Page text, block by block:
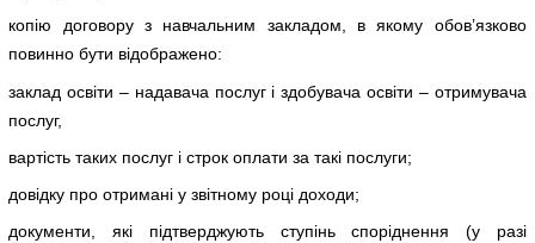
копію договору з навчальним закладом, в якому обов’язково
повинно бути відображено:
заклад освіти – надавача послуг і здобувача освіти – отримувача
послуг,
вартість таких послуг і строк оплати за такі послуги;
довідку про отримані у звітному році доходи;
документи, які підтверджують ступінь споріднення (у разі